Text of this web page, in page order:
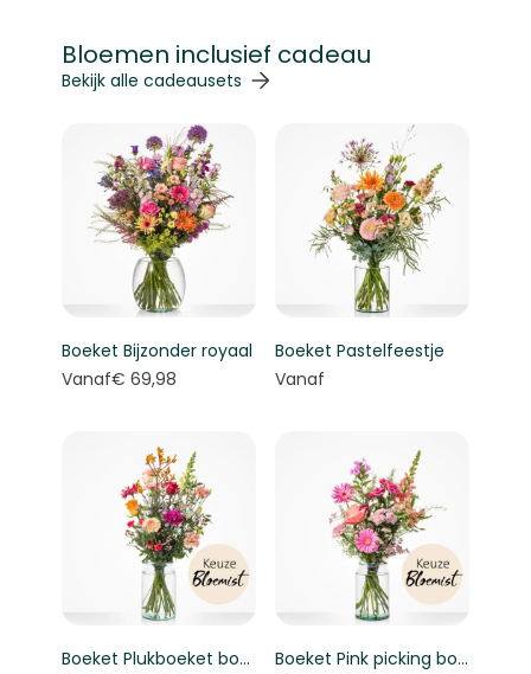
Bloemen inclusief cadeau
Navigeren door de elementen van de carrousel is
Druk om carrousel over te slaan
Bekijk alle cadeausets
Boeket Bijzonder royaal
Vanaf€ 69,98
Boeket Pastelfeestje
Vanaf
Boeket Plukboeket bont - Keuze bloemist
Boeket Pink picking bouquet - Florist's choice